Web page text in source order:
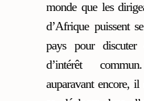
monde que les
d’Afrique puissent
pays pour discuter
d’intérêt
auparavant encore, il